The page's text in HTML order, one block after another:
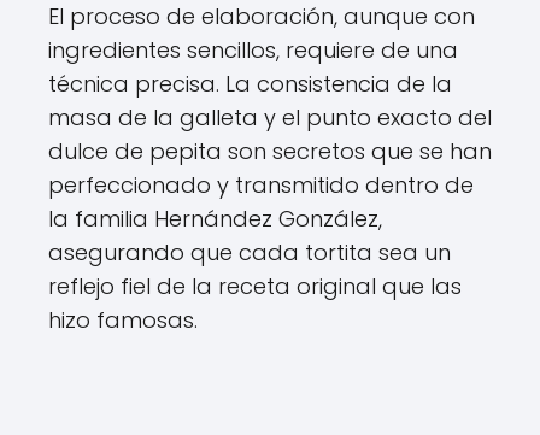
El proceso de elaboración, aunque con
ingredientes sencillos, requiere de una
técnica precisa. La consistencia de la
masa de la galleta y el punto exacto del
dulce de pepita son secretos que se han
perfeccionado y transmitido dentro de
la familia Hernández González,
asegurando que cada tortita sea un
reflejo fiel de la receta original que las
hizo famosas.